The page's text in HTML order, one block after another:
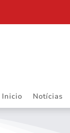
Inicio Notícias